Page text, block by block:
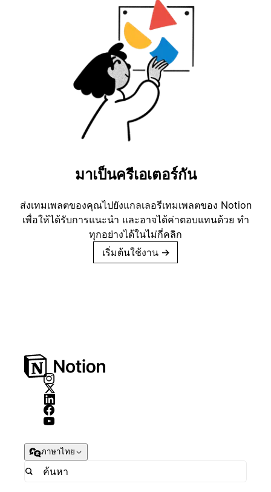
มาเป็นครีเอเตอร์กัน
ส่งเทมเพลตของคุณไปยังแกลเลอรีเทมเพลตของ Notion
เพื่อให้ได้รับการแนะนำ และอาจได้ค่าตอบแทนด้วย ทำ
ทุกอย่างได้ในไม่กี่คลิก
เริ่มต้นใช้งาน →
ภาษาไทย